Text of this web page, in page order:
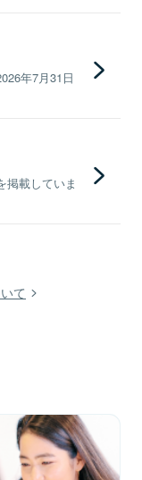
年7月31日
掲載していま
て